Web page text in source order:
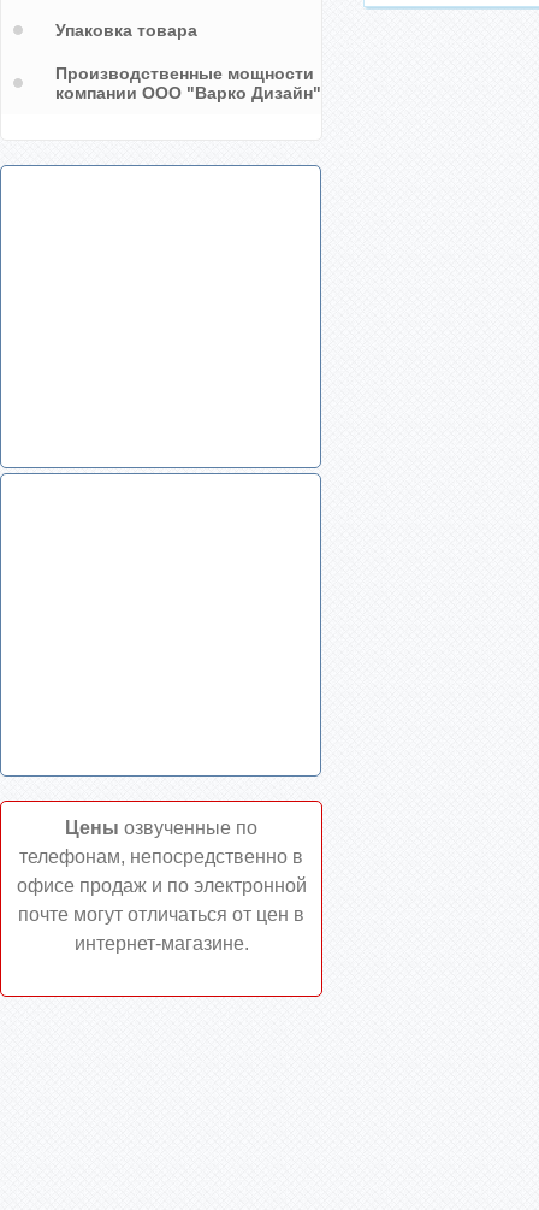
Упаковка товара
Производственные мощности
компании ООО "Варко Дизайн"
Цены озвученные по
телефонам, непосредственно в
офисе продаж и по электронной
почте могут отличаться от цен в
интернет-магазине.